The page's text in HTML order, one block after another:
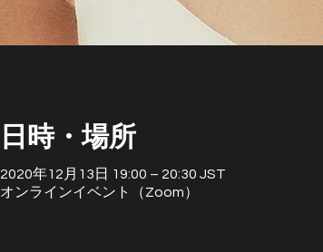
日時・場所
2020年12月13日 19:00 – 20:30 JST
オンラインイベント（Zoom）